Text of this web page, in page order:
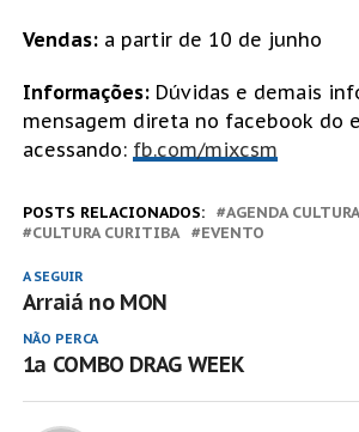
Vendas:a partir de 10 de junho
Informações:Dúvidas e demais
mensagem direta no facebook do
acessando: fb.com/mixcsm
POSTS RELACIONADOS:
AGENDA CULTURA
CULTURA CURITIBA
EVENTO
A SEGUIR
Arraiá no MON
NÃO PERCA
1a COMBO DRAG WEEK